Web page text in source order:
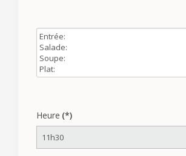
Heure (*)